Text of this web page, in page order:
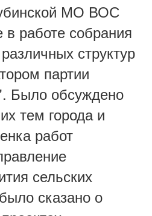
МО ВОС
в работе собрания
структур
партии
Было обсуждено
тем города и
работ
сельских
сказано о